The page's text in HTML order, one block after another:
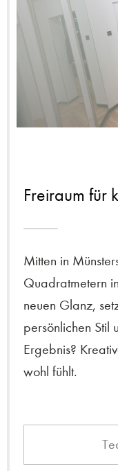
Freiraum für
Mitten in
Quadratmetern
neuen Glanz,
persönlichen Stil
Ergebnis?
wohl fühlt.